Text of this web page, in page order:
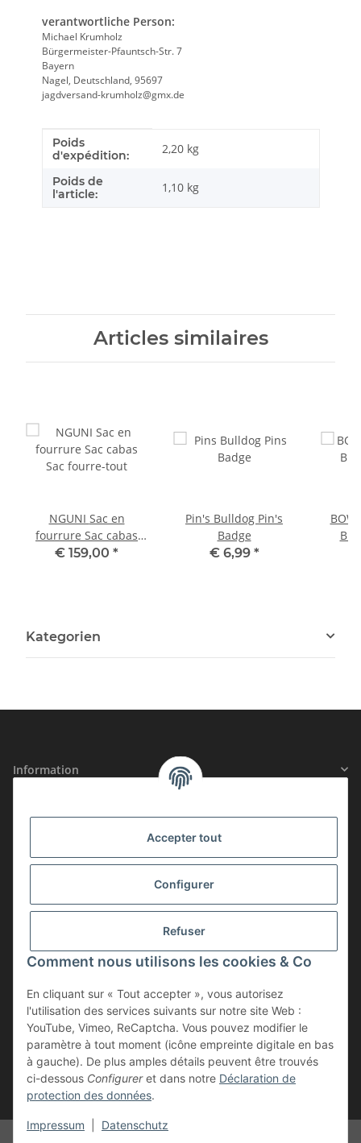
Accepter tout
Configurer
Refuser
Comment nous utilisons les cookies & Co
En cliquant sur « Tout accepter », vous autorisez
l'utilisation des services suivants sur notre site Web :
YouTube, Vimeo, ReCaptcha. Vous pouvez modifier le
paramètre à tout moment (icône empreinte digitale en bas
à gauche). De plus amples détails peuvent être trouvés
ci-dessous Configureret dans notre Déclaration de
protection des données.
Impressum Datenschutz
verantwortliche Person:
Michael Krumholz
Bürgermeister-Pfauntsch-Str. 7
Bayern
Nagel, Deutschland, 95697
jagdversand-krumholz@gmx.de
Caractéristique du produit
Valeur
Poids
d'expédition:
2,20 kg
Poids de
l'article:
1,10 kg
Articles similaires
NGUNI Sac en
fourrure Sac cabas
Sac fourre-tout
€ 159,00 *
Pin's Bulldog Pin's
Badge
€ 6,99 *
Kategorien
Information
Informations légales
SÉCURITÉ CERTIFIÉE
ADHÉSION
Résilier le contrat
* Tous les prix incluent la TVA légale., plus les